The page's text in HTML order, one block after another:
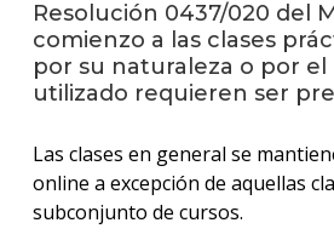
Resolución 0437/020 del
comienzo a las clases
por su naturaleza o por
utilizado requieren ser
Las clases en general se
online a excepción de aquellas
subconjunto de cursos.